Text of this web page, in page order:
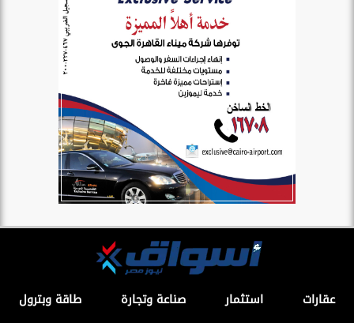
عقارات استثمار صناعة وتجارة طاقة وبترول